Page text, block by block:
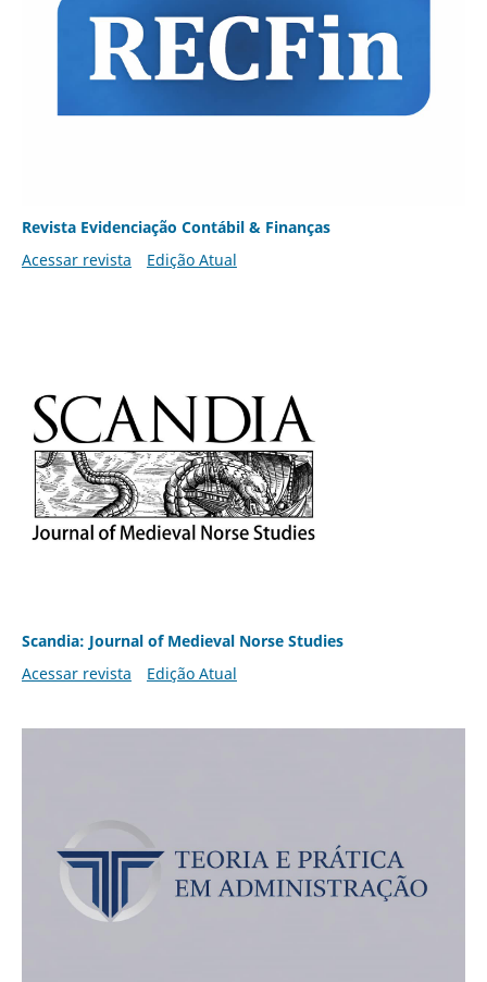
Revista Evidenciação Contábil & Finanças
Acessar revista
Edição Atual
Scandia: Journal of Medieval Norse Studies
Acessar revista
Edição Atual